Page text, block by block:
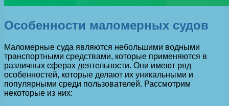
Особенности маломерных судов
Маломерные суда являются небольшими водными
транспортными средствами, которые применяются в
различных сферах деятельности. Они имеют ряд
особенностей, которые делают их уникальными и
популярными среди пользователей. Рассмотрим
некоторые из них: